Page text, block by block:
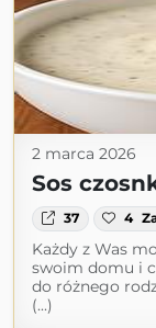
2 marca 2026
Sos
37 4
Każdy z Was
swoim domu i
do różnego
(...)